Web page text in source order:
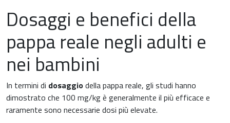
Dosaggi e benefici della
pappa reale negli adulti e
nei bambini
In termini di dosaggiodella pappa reale, gli studi hanno
dimostrato che 100 mg/kg è generalmente il più efficace e
raramente sono necessarie dosi più elevate.